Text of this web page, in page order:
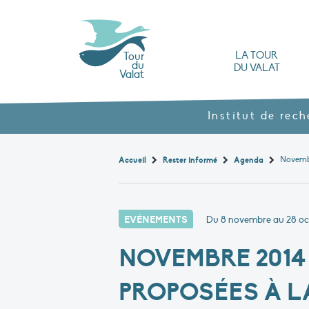
Tour
du
Valat
LA TOUR
DU VALAT
Institut de
Accueil Rester informé Agenda
EVÉNEMENTS Du 8 novembre au 28
NOVEMBRE
PROPOSÉES À